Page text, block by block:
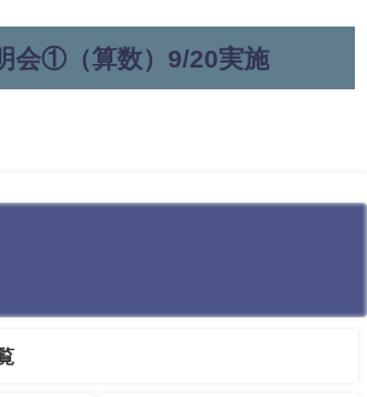
会①（算数）9/20実施